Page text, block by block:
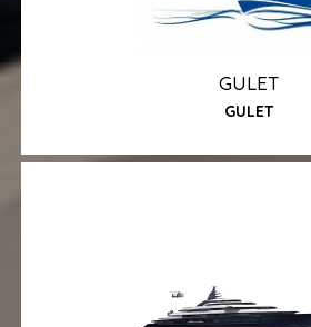
GULET
GULET